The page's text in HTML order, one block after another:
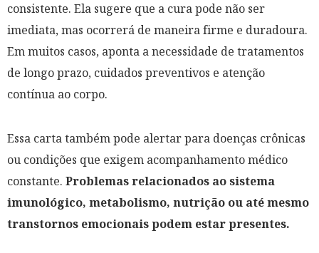
consistente. Ela sugere que a cura pode não ser
imediata, mas ocorrerá de maneira firme e duradoura.
Em muitos casos, aponta a necessidade de tratamentos
de longo prazo, cuidados preventivos e atenção
contínua ao corpo.
Essa carta também pode alertar para doenças crônicas
ou condições que exigem acompanhamento médico
constante. Problemas relacionados ao sistema
imunológico, metabolismo, nutrição ou até mesmo
transtornos emocionais podem estar presentes.